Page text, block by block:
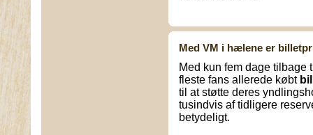
Med VM i hælene er
Med kun fem dage tilbage
fleste fans allerede købt
til at støtte deres
tusindvis af tidligere
betydeligt.